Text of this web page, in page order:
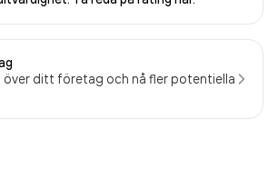
över ditt företag och nå fler potentiella